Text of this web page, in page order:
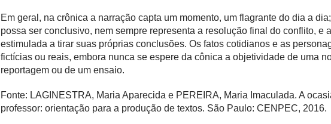
Em geral, na crônica a narração capta um momento, um flagrante do dia a
possa ser conclusivo, nem sempre representa a resolução final do conflito, e
estimulada a tirar suas próprias conclusões. Os fatos cotidianos e as
fictícias ou reais, embora nunca se espere da cônica a objetividade de uma
reportagem ou de um ensaio.
Fonte: LAGINESTRA, Maria Aparecida e PEREIRA, Maria Imaculada. A
professor: orientação para a produção de textos. São Paulo: CENPEC, 2016.